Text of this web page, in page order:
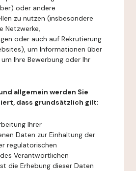
oder andere
zu nutzen (insbesondere
Netzwerke,
oder auch auf Rekrutierung
um Informationen über
Ihre Bewerbung oder Ihr
allgemein werden Sie
dass grundsätzlich gilt:
Ihrer
Daten zur Einhaltung der
regulatorischen
Verantwortlichen
die Erhebung dieser Daten